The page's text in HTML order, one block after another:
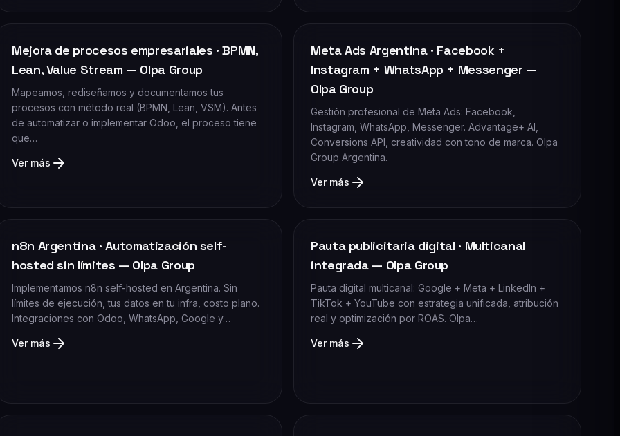
Mejora de procesos empresariales · BPMN,
Lean, Value Stream — Olpa Group
Mapeamos, rediseñamos y documentamos tus
procesos con método real (BPMN, Lean, VSM). Antes
de automatizar o implementar Odoo, el proceso tiene
que…
Ver más
Meta Ads Argentina · Facebook +
Instagram + WhatsApp + Messenger —
Olpa Group
Gestión profesional de Meta Ads: Facebook,
Instagram, WhatsApp, Messenger. Advantage+ AI,
Conversions API, creatividad con tono de marca. Olpa
Group Argentina.
Ver más
n8n Argentina · Automatización self-
hosted sin límites — Olpa Group
Implementamos n8n self-hosted en Argentina. Sin
límites de ejecución, tus datos en tu infra, costo plano.
Integraciones con Odoo, WhatsApp, Google y…
Ver más
Pauta publicitaria digital · Multicanal
integrada — Olpa Group
Pauta digital multicanal: Google + Meta + LinkedIn +
TikTok + YouTube con estrategia unificada, atribución
real y optimización por ROAS. Olpa…
Ver más